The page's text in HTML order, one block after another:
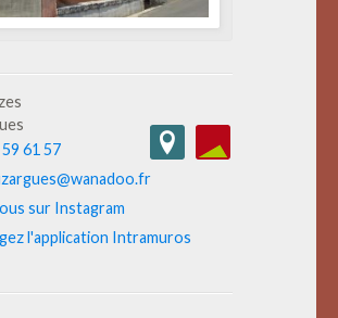
61 57
sur Instagram
l'application Intramuros